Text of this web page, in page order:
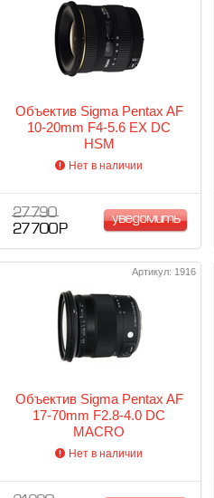
Объектив Sigma Pentax AF
10-20mm F4-5.6 EX DC
HSM
Нет в наличии
27 790
27 700 Р
уведомить
Артикул: 1916
Объектив Sigma Pentax AF
17-70mm F2.8-4.0 DC
MACRO
Нет в наличии